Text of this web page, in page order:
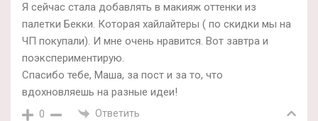
Я сейчас стала добавлять в макияж оттенки из
палетки Бекки. Которая хайлайтеры ( по скидки мы на
ЧП покупали). И мне очень нравится. Вот завтра и
поэкспериментирую.
Спасибо тебе, Маша, за пост и за то, что
вдохновляешь на разные идеи!
0 Ответить